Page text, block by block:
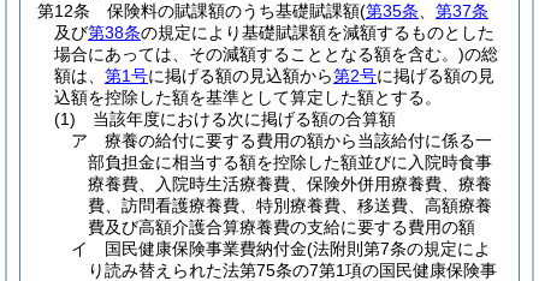
第12条
保険料の賦課額のうち基礎賦課額(第35条
第37条
及び第38条の規定により基礎賦課額を減額するものとした
場合にあっては、その減額することとなる額を含む。)の総
額は、 第1号に掲げる額の見込額から第2号に掲げる額の見
込額を控除した額を基準として算定した額とする。
(1)
当該年度における次に掲げる額の合算額
ア
療養の給付に要する費用の額から当該給付に係る一
部負担金に相当する額を控除した額並びに入院時食事
療養費、入院時生活療養費、保険外併用療養費、療養
費、訪問看護療養費、特別療養費、移送費、高額療養
費及び高額介護合算療養費の支給に要する費用の額
イ
国民健康保険事業費納付金(法附則第7条の規定によ
り読み替えられた法第75条の7第1項の国民健康保険事